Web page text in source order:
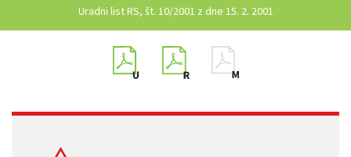
Uradni list RS, št. 10/2001 z dne 15. 2. 2001